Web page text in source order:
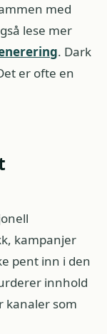
med
lese mer
. Dark
er ofte en
kampanjer
pent inn i den
innhold
kanaler som